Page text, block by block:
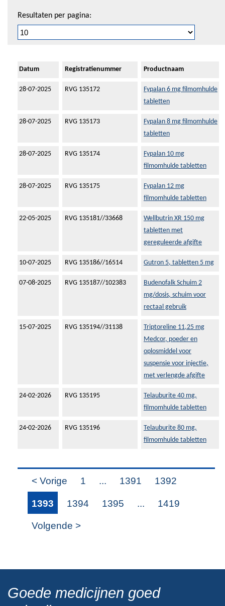
Resultaten per pagina:
Datum Registratienummer Productnaam
28-07-2025 RVG 135172
Fypalan 6 mg filmomhulde
tabletten
28-07-2025 RVG 135173
Fypalan 8 mg filmomhulde
tabletten
28-07-2025 RVG 135174
Fypalan 10 mg
filmomhulde tabletten
28-07-2025 RVG 135175
Fypalan 12 mg
filmomhulde tabletten
22-05-2025 RVG 135181//33668
Wellbutrin XR 150 mg
tabletten met
gereguleerde afgifte
10-07-2025 RVG 135186//16514 Gutron 5, tabletten 5 mg
07-08-2025 RVG 135187//102383
Budenofalk Schuim 2
mg/dosis, schuim voor
rectaal gebruik
15-07-2025 RVG 135194//31138
Triptoreline 11,25 mg
Medcor, poeder en
oplosmiddel voor
suspensie voor injectie,
met verlengde afgifte
24-02-2026 RVG 135195
Telauburite 40 mg,
filmomhulde tabletten
24-02-2026 RVG 135196
Telauburite 80 mg,
filmomhulde tabletten
< Vorige 1 ... 1391 1392
1393 1394 1395 ... 1419
Volgende >
Goede medicijnen goed